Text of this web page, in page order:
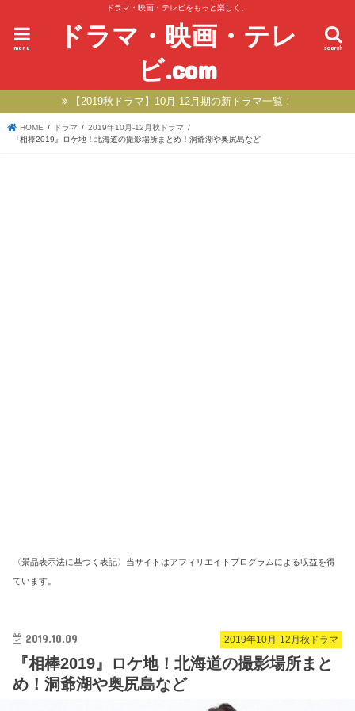
ドラマ・映画・テレビをもっと楽しく。
ドラマ・映画・テレ
ビ.com
search
menu
【2019秋ドラマ】10月-12月期の新ドラマ一覧！
HOME ドラマ
2019年10月-12月秋ドラマ
『相棒2019』ロケ地！北海道の撮影場所まとめ！洞爺湖や奥尻島など
〈景品表示法に基づく表記〉当サイトはアフィリエイトプログラムによる収益を得
ています。
2019年10月-12月秋ドラマ
2019.10.09
『相棒2019』ロケ地！北海道の撮影場所まと
め！洞爺湖や奥尻島など